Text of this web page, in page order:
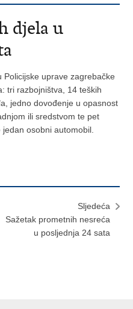
djela u
uprave zagrebačke
tri razbojništva, 14 teških
jedno dovođenje u opasnost
ili sredstvom te pet
osobni automobil.
Sljedeća
Sažetak prometnih nesreća
u posljednja 24 sata